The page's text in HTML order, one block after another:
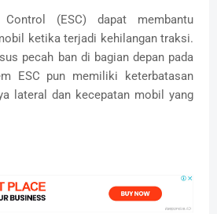
(ESC) dapat membantu
ketika terjadi kehilangan traksi.
pecah ban di bagian depan pada
ESC pun memiliki keterbatasan
lateral dan kecepatan mobil yang